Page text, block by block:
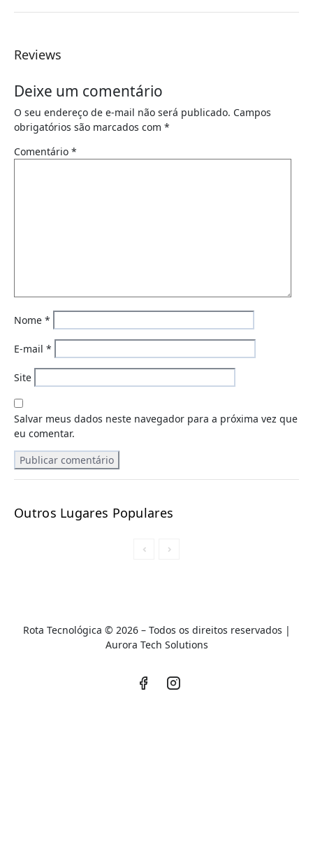
Reviews
Deixe um comentário
O seu endereço de e-mail não será publicado. Campos
obrigatórios são marcados com *
Comentário *
Nome *
E-mail *
Site
Salvar meus dados neste navegador para a próxima vez que
eu comentar.
Outros Lugares Populares
Rota Tecnológica © 2026 – Todos os direitos reservados |
Aurora Tech Solutions